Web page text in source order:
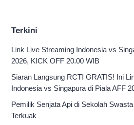
Terkini
Link Live Streaming Indonesia vs
2026, KICK OFF 20.00 WIB
Siaran Langsung RCTI GRATIS! Ini
Indonesia vs Singapura di Piala AFF
Pemilik Senjata Api di Sekolah
Terkuak